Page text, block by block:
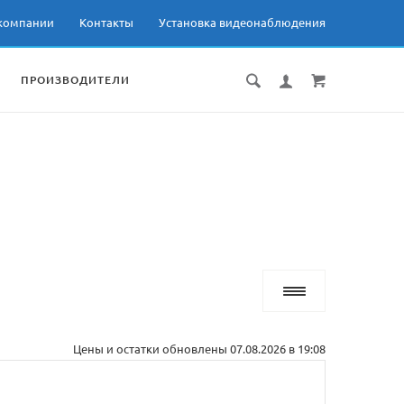
Контакты Установка видеонаблюдения
ПРОИЗВОДИТЕЛИ
Цены и остатки обновлены 07.08.2026 в 19:08